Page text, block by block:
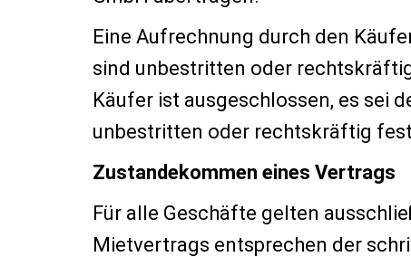
Eine Aufrechnung durch den
sind unbestritten oder
Käufer ist ausgeschlossen, es sei
unbestritten oder rechtskräftig
Zustandekommen eines Vertrags
Für alle Geschäfte gelten
Mietvertrags entsprechen der